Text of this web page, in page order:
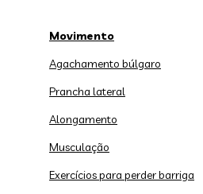
Movimento
Agachamento búlgaro
Prancha lateral
Alongamento
Musculação
Exercícios para perder barriga